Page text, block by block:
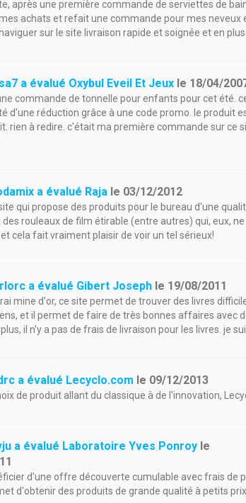
après une première commande de serviettes de
achats et refait une commande pour mes neveux
sur le site livraison rapide et soignée et en
a évalué Oxybul Eveil Et Jeux le 18/04/
commande de tonnelle pour enfants pour cet été.
d'une réduction grâce à une code promo. le produit
rien à redire. c'était ma première commande sur ce
a évalué Raja le 03/12/2012
qui propose des produits pour le bureau d'une
rouleaux de film étirable (entre autres) qui, eux,
cela fait vraiment plaisir de voir un tel sérieux!
a évalué Gibert Joseph le 19/08/2011
mine d'or, ce site permet de trouver des livres
et il permet de faire de très bonnes affaires avec
il n'y a pas de frais de livraison pour les livres. je
a évalué Lecyclo.com le 09/12/2013
de produit allant du classique à de l'innovation,
a évalué Laboratoire Yves Ponroy le
d'une offre découverte cumulable avec frais de
d'obtenir des produits de grande qualité à petits prix